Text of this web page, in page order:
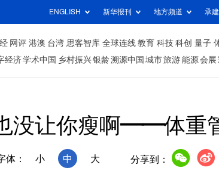
ENGLISH 新华报刊 地方频道 承
网评 港澳 台湾 思客智库 全球连线 教育 科技 科创 量子
经济学术中国 乡村振兴银龄溯源中国 城市旅游 能源 会展
没让你瘦啊——体重
体： 小 中 大 分享到：